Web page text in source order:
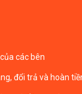
các bên
đổi trả và hoàn